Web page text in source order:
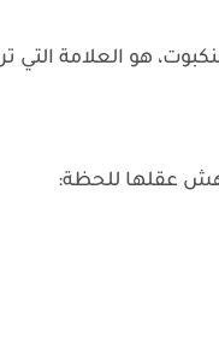
هو العلامة التي
عقلها للحظة: